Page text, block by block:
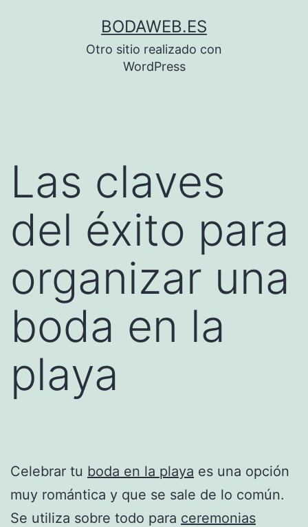
BODAWEB.ES
Otro sitio realizado con
WordPress
Las claves
del éxito para
organizar una
boda en la
playa
Celebrar tu boda en la playa es una opción
muy romántica y que se sale de lo común.
Se utiliza sobre todo para ceremonias